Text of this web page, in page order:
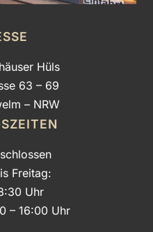
Hüls
63 – 69
– NRW
Freitag:
Uhr
– 16:00 Uhr